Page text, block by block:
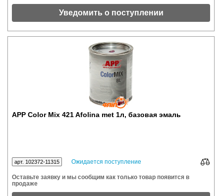
Уведомить о поступлении
APP Color Mix 421 Afolina met 1л, базовая эмаль
арт. 102372-11315 Ожидается поступление
Оставьте заявку и мы сообщим как только товар появится в
продаже